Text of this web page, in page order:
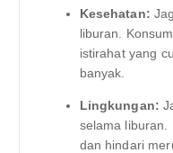
Kesehatan:
liburan.
istirahat yang
banyak.
Lingkungan:
selama liburan.
dan hindari